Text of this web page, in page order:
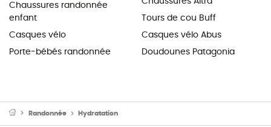
Chaussures randonnée
enfant
Casques vélo
Porte-bébés randonnée
Tours de cou Buff
Casques vélo Abus
Doudounes Patagonia
Randonnée Hydratation